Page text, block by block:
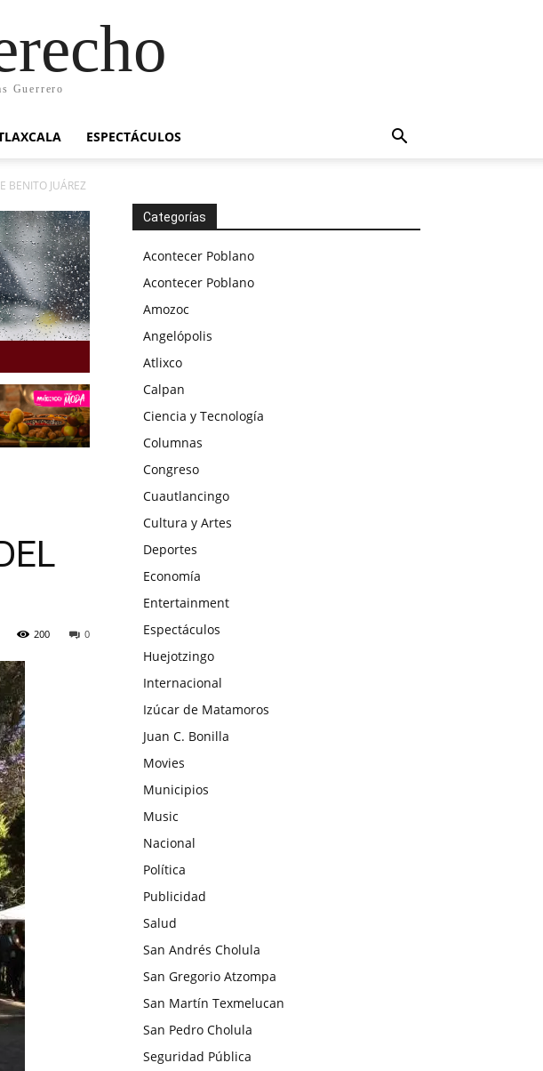
Guerrero
ESPECTÁCULOS
BENITO JUÁREZ
0
200
Categorías
Acontecer Poblano
Acontecer Poblano
Amozoc
Angelópolis
Atlixco
Calpan
Ciencia y Tecnología
Columnas
Congreso
Cuautlancingo
Cultura y Artes
Deportes
Economía
Entertainment
Espectáculos
Huejotzingo
Internacional
Izúcar de Matamoros
Juan C. Bonilla
Movies
Municipios
Music
Nacional
Política
Publicidad
Salud
San Andrés Cholula
San Gregorio Atzompa
San Martín Texmelucan
San Pedro Cholula
Seguridad Pública